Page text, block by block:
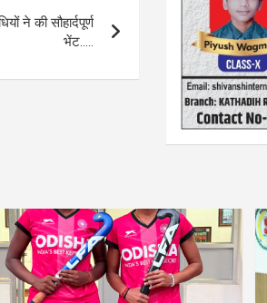
ने की सौहार्दपूर्ण
भेंट…..